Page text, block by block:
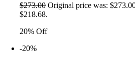
$273.00 Original price was:
$218.68.
20% Off
-20%